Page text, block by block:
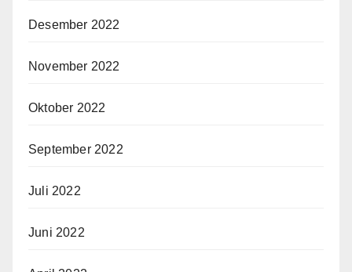
Desember 2022
November 2022
Oktober 2022
September 2022
Juli 2022
Juni 2022